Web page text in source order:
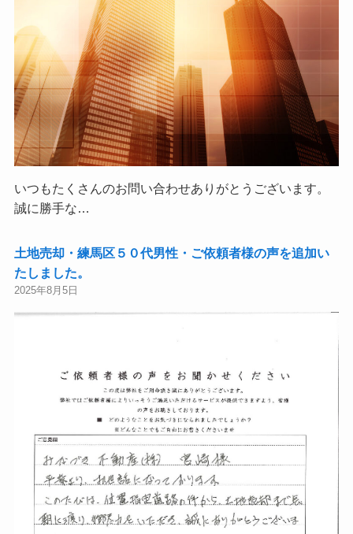
いつもたくさんのお問い合わせありがとうございます。
誠に勝手な…
土地売却・練馬区５０代男性・ご依頼者様の声を追加い
たしました。
2025年8月5日